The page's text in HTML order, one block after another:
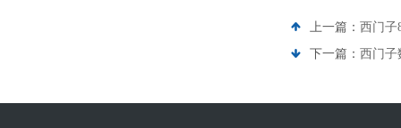
上一篇： 西门子
下一篇： 西门子